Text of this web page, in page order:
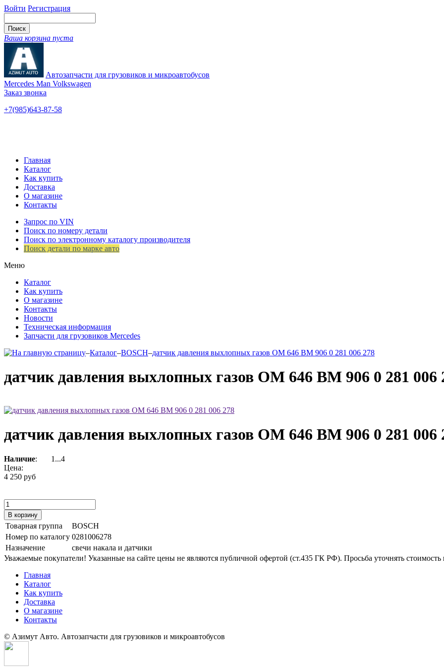
Войти Регистрация
Ваша корзина пуста
Автозапчасти для грузовиков и микроавтобусов
Mercedes Man Volkswagen
Заказ звонка
+7(985)643-87-58
Главная
Каталог
Как купить
Доставка
О магазине
Контакты
Запрос по VIN
Поиск по номеру детали
Поиск по электронному каталогу производителя
Поиск детали по марке авто
Меню
Каталог
Как купить
О магазине
Контакты
Новости
Техническая информация
Запчасти для грузовиков Mercedes
–Каталог–BOSCH–датчик давления выхлопных газов ОМ 646 ВМ 906 0 281 006 278
датчик давления выхлопных газов ОМ 646 ВМ 906 0 281 006
датчик давления выхлопных газов ОМ 646 ВМ 906 0 281 006
Наличие:
1...4
Цена:
4 250 руб
Товарная группа
BOSCH
Номер по каталогу 0281006278
Назначение
свечи накала и датчики
Уважаемые покупатели! Указанные на сайте цены не являются публичной офертой (ст.435 ГК РФ). Просьба уточнять стоимость
Главная
Каталог
Как купить
Доставка
О магазине
Контакты
© Азимут Авто. Автозапчасти для грузовиков и микроавтобусов